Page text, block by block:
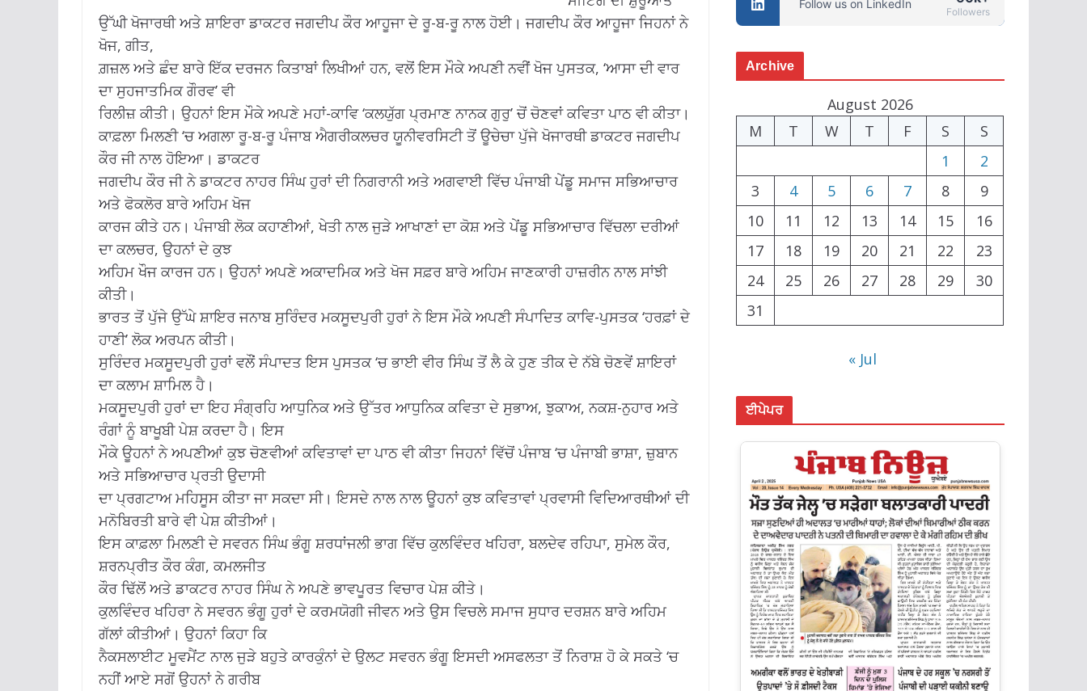
ਉੱਘੀ ਖੋਜਾਰਥੀ ਅਤੇ ਸ਼ਾਇਰਾ ਡਾਕਟਰ ਜਗਦੀਪ ਕੌਰ ਆਹੂਜਾ ਦੇ ਰੂ-ਬ-ਰੂ ਨਾਲ ਹੋਈ। ਜਗਦੀਪ ਕੌਰ ਆਹੂਜਾ ਜਿਹਨਾਂ ਨੇ
ਖੋਜ, ਗੀਤ,
ਗ਼ਜ਼ਲ ਅਤੇ ਛੰਦ ਬਾਰੇ ਇੱਕ ਦਰਜਨ ਕਿਤਾਬਾਂ ਲਿਖੀਆਂ ਹਨ, ਵਲੋਂ ਇਸ ਮੌਕੇ ਅਪਣੀ ਨਵੀਂ ਖੋਜ ਪੁਸਤਕ, ‘ਆਸਾ ਦੀ ਵਾਰ
ਦਾ ਸੁਹਜਾਤਮਿਕ ਗੌਰਵ’ ਵੀ
ਰਿਲੀਜ਼ ਕੀਤੀ। ਉਹਨਾਂ ਇਸ ਮੌਕੇ ਅਪਣੇ ਮਹਾਂ-ਕਾਵਿ ‘ਕਲਯੁੱਗ ਪ੍ਰਮਾਣ ਨਾਨਕ ਗੁਰੁ’ ਚੋਂ ਚੋਣਵਾਂ ਕਵਿਤਾ ਪਾਠ ਵੀ ਕੀਤਾ।
ਕਾਫ਼ਲਾ ਮਿਲਣੀ ‘ਚ ਅਗਲਾ ਰੂ-ਬ-ਰੂ ਪੰਜਾਬ ਐਗਰੀਕਲਚਰ ਯੂਨੀਵਰਸਿਟੀ ਤੋਂ ਊਚੇਚਾ ਪੁੱਜੇ ਖੋਜਾਰਥੀ ਡਾਕਟਰ ਜਗਦੀਪ
ਕੌਰ ਜੀ ਨਾਲ ਹੋਇਆ। ਡਾਕਟਰ
ਜਗਦੀਪ ਕੌਰ ਜੀ ਨੇ ਡਾਕਟਰ ਨਾਹਰ ਸਿੰਘ ਹੁਰਾਂ ਦੀ ਨਿਗਰਾਨੀ ਅਤੇ ਅਗਵਾਈ ਵਿੱਚ ਪੰਜਾਬੀ ਪੇਂਡੂ ਸਮਾਜ ਸਭਿਆਚਾਰ
ਅਤੇ ਫੋਕਲੋਰ ਬਾਰੇ ਅਹਿਮ ਖੋਜ
ਕਾਰਜ ਕੀਤੇ ਹਨ। ਪੰਜਾਬੀ ਲੋਕ ਕਹਾਣੀਆਂ, ਖੇਤੀ ਨਾਲ ਜੁੜੇ ਆਖਾਣਾਂ ਦਾ ਕੋਸ਼ ਅਤੇ ਪੇਂਡੂ ਸਭਿਆਚਾਰ ਵਿੱਚਲਾ ਦਰੀਆਂ
ਦਾ ਕਲਚਰ, ਉਹਨਾਂ ਦੇ ਕੁਝ
ਅਹਿਮ ਖੌਜ ਕਾਰਜ ਹਨ। ਉਹਨਾਂ ਅਪਣੇ ਅਕਾਦਮਿਕ ਅਤੇ ਖੋਜ ਸਫ਼ਰ ਬਾਰੇ ਅਹਿਮ ਜਾਣਕਾਰੀ ਹਾਜ਼ਰੀਨ ਨਾਲ ਸਾਂਝੀ
ਕੀਤੀ।
ਭਾਰਤ ਤੋਂ ਪੁੱਜੇ ਉੱਘੇ ਸ਼ਾਇਰ ਜਨਾਬ ਸੁਰਿੰਦਰ ਮਕਸੂਦਪੁਰੀ ਹੁਰਾਂ ਨੇ ਇਸ ਮੌਕੇ ਅਪਣੀ ਸੰਪਾਦਿਤ ਕਾਵਿ-ਪੁਸਤਕ ‘ਹਰਫ਼ਾਂ ਦੇ
ਹਾਣੀ’ ਲੋਕ ਅਰਪਨ ਕੀਤੀ।
ਸੁਰਿੰਦਰ ਮਕਸੂਦਪੁਰੀ ਹੁਰਾਂ ਵਲੌਂ ਸੰਪਾਦਤ ਇਸ ਪੁਸਤਕ ‘ਚ ਭਾਈ ਵੀਰ ਸਿੰਘ ਤੋਂ ਲੈ ਕੇ ਹੁਣ ਤੀਕ ਦੇ ਨੱਬੇ ਚੋਣਵੇਂ ਸ਼ਾਇਰਾਂ
ਦਾ ਕਲਾਮ ਸ਼ਾਮਿਲ ਹੈ।
ਮਕਸੂਦਪੁਰੀ ਹੁਰਾਂ ਦਾ ਇਹ ਸੰਗ੍ਰਹਿ ਆਧੁਨਿਕ ਅਤੇ ਉੱਤਰ ਆਧੁਨਿਕ ਕਵਿਤਾ ਦੇ ਸੁਭਾਅ, ਝੁਕਾਅ, ਨਕਸ਼-ਨੁਹਾਰ ਅਤੇ
ਰੰਗਾਂ ਨੂੰ ਬਾਖੂਬੀ ਪੇਸ਼ ਕਰਦਾ ਹੈ। ਇਸ
ਮੌਕੇ ਊਹਨਾਂ ਨੇ ਅਪਣੀਆਂ ਕੁਝ ਚੋਣਵੀਆਂ ਕਵਿਤਾਵਾਂ ਦਾ ਪਾਠ ਵੀ ਕੀਤਾ ਜਿਹਨਾਂ ਵਿੱਚੋਂ ਪੰਜਾਬ ‘ਚ ਪੰਜਾਬੀ ਭਾਸ਼ਾ, ਜ਼ੁਬਾਨ
ਅਤੇ ਸਭਿਆਚਾਰ ਪ੍ਰਤੀ ਉਦਾਸੀ
ਦਾ ਪ੍ਰਗਟਾਅ ਮਹਿਸੂਸ ਕੀਤਾ ਜਾ ਸਕਦਾ ਸੀ। ਇਸਦੇ ਨਾਲ ਨਾਲ ਊਹਨਾਂ ਕੁਝ ਕਵਿਤਾਵਾਂ ਪ੍ਰਵਾਸੀ ਵਿਦਿਆਰਥੀਆਂ ਦੀ
ਮਨੋਬਿਰਤੀ ਬਾਰੇ ਵੀ ਪੇਸ਼ ਕੀਤੀਆਂ।
ਇਸ ਕਾਫ਼ਲਾ ਮਿਲਣੀ ਦੇ ਸਵਰਨ ਸਿੰਘ ਭੰਗੂ ਸ਼ਰਧਾਂਜਲੀ ਭਾਗ ਵਿੱਚ ਕੁਲਵਿੰਦਰ ਖਹਿਰਾ, ਬਲਦੇਵ ਰਹਿਪਾ, ਸੁਮੇਲ ਕੌਰ,
ਸ਼ਰਨਪ੍ਰੀਤ ਕੌਰ ਕੰਗ, ਕਮਲਜੀਤ
ਕੌਰ ਢਿੱਲੋਂ ਅਤੇ ਡਾਕਟਰ ਨਾਹਰ ਸਿੰਘ ਨੇ ਅਪਣੇ ਭਾਵਪੂਰਤ ਵਿਚਾਰ ਪੇਸ਼ ਕੀਤੇ।
ਕੁਲਵਿੰਦਰ ਖਹਿਰਾ ਨੇ ਸਵਰਨ ਭੰਗੂ ਹੁਰਾਂ ਦੇ ਕਰਮਯੋਗੀ ਜੀਵਨ ਅਤੇ ਉਸ ਵਿਚਲੇ ਸਮਾਜ ਸੁਧਾਰ ਦਰਸ਼ਨ ਬਾਰੇ ਅਹਿਮ
ਗੱਲਾਂ ਕੀਤੀਆਂ। ਉਹਨਾਂ ਕਿਹਾ ਕਿ
ਨੈਕਸਲਾਈਟ ਮੂਵਮੈਂਟ ਨਾਲ ਜੁੜੇ ਬਹੁਤੇ ਕਾਰਕੁੰਨਾਂ ਦੇ ਉਲਟ ਸਵਰਨ ਭੰਗੂ ਇਸਦੀ ਅਸਫਲਤਾ ਤੋਂ ਨਿਰਾਸ਼ ਹੋ ਕੇ ਸਕਤੇ ‘ਚ
ਨਹੀਂ ਆਏ ਸਗੋਂ ਉਹਨਾਂ ਨੇ ਗਰੀਬ
Follow us on LinkedIn
Followers
Archive
August 2026
M
T W T F S
S
1
2
3
4 5 6 7 8
9
10
11 12 13 14 15
16
17
18 19 20 21 22
23
24
25 26 27 28 29
30
31
« Jul
ਈਪੇਪਰ